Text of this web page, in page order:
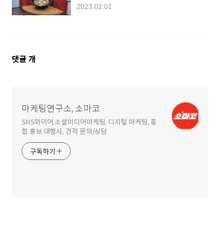
2023.02.01
댓
댓글 개
마케팅연구소, 소마코
SNS와이어,소셜미디어마케팅, 디지털 마케팅, 종
합 홍보 대행사, 견적 문의/상담
구독하기